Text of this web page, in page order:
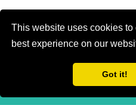
This website uses cookies to
best experience on our
Got it!